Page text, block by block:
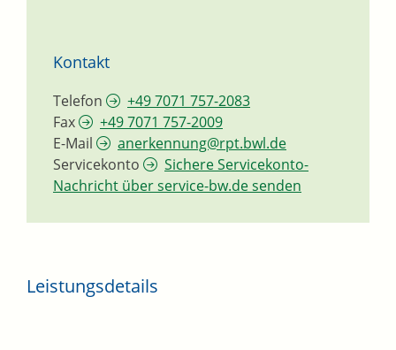
Kontakt
Telefon
+49 7071 757-2083
Fax
+49 7071 757-2009
E-Mail
anerkennung@rpt.bwl.de
Servicekonto
Sichere Servicekonto-
Nachricht über service-bw.de senden
Leistungsdetails